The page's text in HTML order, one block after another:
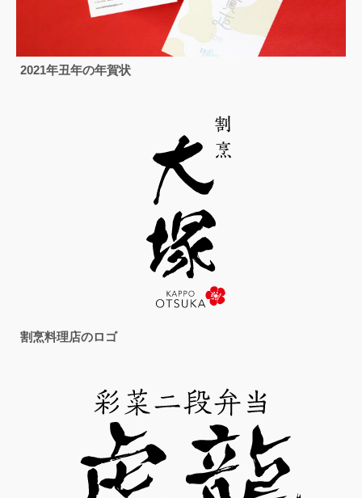
2021年丑年の年賀状
割烹料理店のロゴ